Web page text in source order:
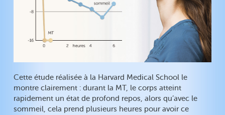
Cette étude réalisée à la Harvard Medical School le
montre clairement : durant la MT, le corps atteint
rapidement un état de profond repos, alors qu’avec le
sommeil, cela prend plusieurs heures pour avoir ce